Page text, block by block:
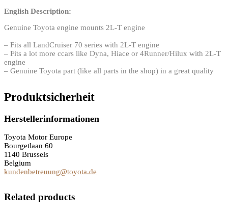
English Description:
Genuine Toyota engine mounts 2L-T engine
– Fits all LandCruiser 70 series with 2L-T engine
– Fits a lot more ccars like Dyna, Hiace or 4Runner/Hilux with 2L-T
engine
– Genuine Toyota part (like all parts in the shop) in a great quality
Produktsicherheit
Herstellerinformationen
Toyota Motor Europe
Bourgetlaan 60
1140 Brussels
Belgium
kundenbetreuung@toyota.de
Related products